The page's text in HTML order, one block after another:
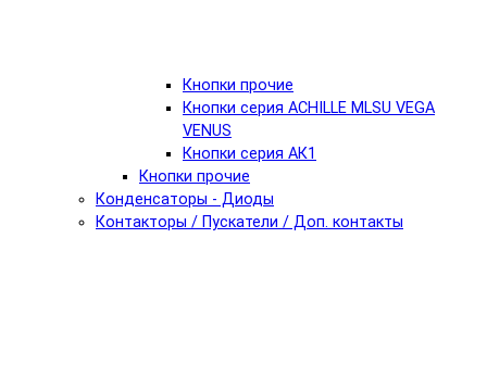
Кнопки прочие
Кнопки серия ACHILLE MLSU VEGA
VENUS
Кнопки серия АК1
Кнопки прочие
Конденсаторы - Диоды
Контакторы / Пускатели / Доп. контакты